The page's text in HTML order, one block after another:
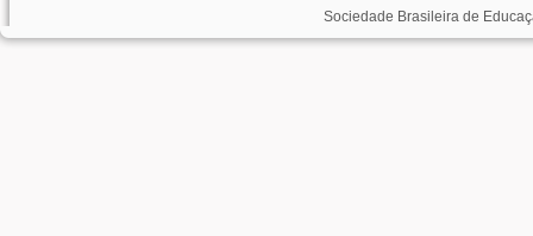
Sociedade Brasileira de